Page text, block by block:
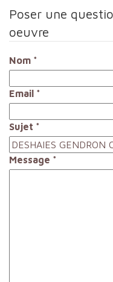
Poser une
oeuvre
Nom *
Email *
Sujet *
Message *